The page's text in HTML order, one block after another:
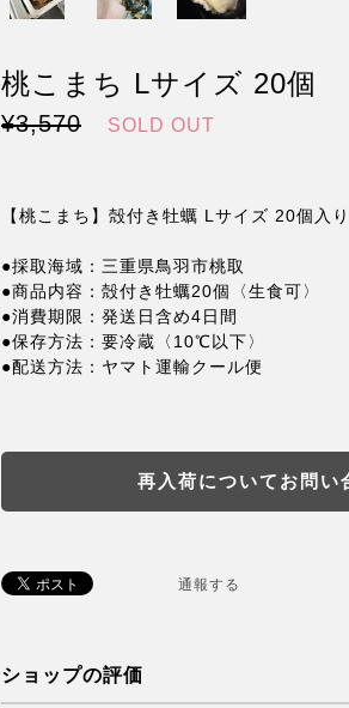
桃こまち Lサイズ 20個
¥3,570 SOLD OUT
【桃こまち】殻付き牡蠣 Lサイズ 20個入り
●採取海域：三重県鳥羽市桃取
●商品内容：殻付き牡蠣20個〈生食可〉
●消費期限：発送日含め4日間
●保存方法：要冷蔵〈10℃以下〉
●配送方法：ヤマト運輸クール便
再入荷についてお問い
通報する
ショップの評価